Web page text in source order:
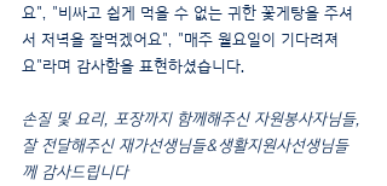
요", "비싸고 쉽게 먹을 수 없는 귀한 꽃게탕을 주셔
서 저녁을 잘먹겠어요", "매주 월요일이 기다려져
요"라며 감사함을 표현하셨습니다.
손질 및 요리, 포장까지 함께해주신 자원봉사자님들,
잘 전달해주신 재가선생님들&생활지원사선생님들
께 감사드립니다